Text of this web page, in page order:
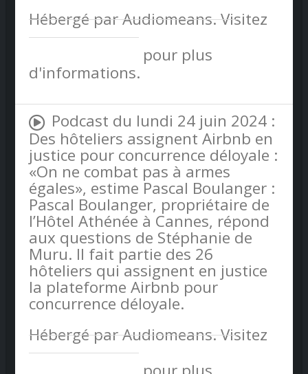
Hébergé par Audiomeans. Visitez
audiomeans.fr/politique-de-
pour plus
d'informations.
Podcast du lundi 24 juin 2024 :
Des hôteliers assignent Airbnb en
justice pour concurrence déloyale :
«On ne combat pas à armes
égales», estime Pascal Boulanger :
Pascal Boulanger, propriétaire de
l’Hôtel Athénée à Cannes, répond
aux questions de Stéphanie de
Muru. Il fait partie des 26
hôteliers qui assignent en justice
la plateforme Airbnb pour
concurrence déloyale.
Hébergé par Audiomeans. Visitez
audiomeans.fr/politique-de-